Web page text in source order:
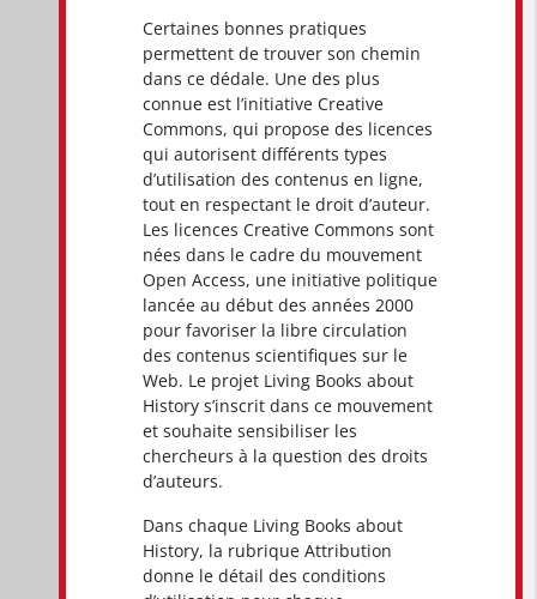
Certaines bonnes pratiques
permettent de trouver son chemin
dans ce dédale. Une des plus
connue est l’initiative Creative
Commons, qui propose des licences
qui autorisent différents types
d’utilisation des contenus en ligne,
tout en respectant le droit d’auteur.
Les licences Creative Commons sont
nées dans le cadre du mouvement
Open Access, une initiative politique
lancée au début des années 2000
pour favoriser la libre circulation
des contenus scientifiques sur le
Web. Le projet Living Books about
History s’inscrit dans ce mouvement
et souhaite sensibiliser les
chercheurs à la question des droits
d’auteurs.
Dans chaque Living Books about
History, la rubrique Attribution
donne le détail des conditions